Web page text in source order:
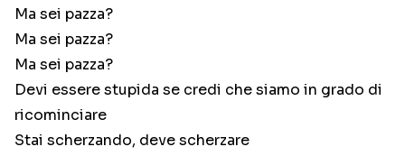
Ma sei pazza?
Ma sei pazza?
Ma sei pazza?
Devi essere stupida se credi che siamo in grado di
ricominciare
Stai scherzando, deve scherzare